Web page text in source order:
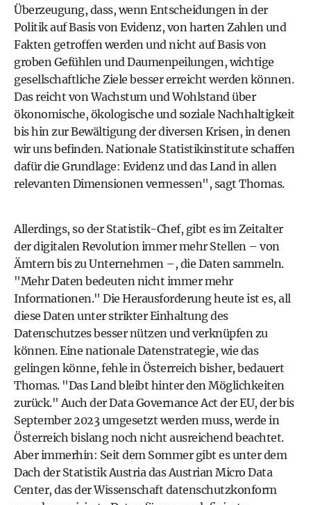
Überzeugung, dass, wenn Entscheidungen in der
Politik auf Basis von Evidenz, von harten Zahlen und
Fakten getroffen werden und nicht auf Basis von
groben Gefühlen und Daumenpeilungen, wichtige
gesellschaftliche Ziele besser erreicht werden können.
Das reicht von Wachstum und Wohlstand über
ökonomische, ökologische und soziale Nachhaltigkeit
bis hin zur Bewältigung der diversen Krisen, in denen
wir uns befinden. Nationale Statistikinstitute schaffen
dafür die Grundlage: Evidenz und das Land in allen
relevanten Dimensionen vermessen", sagt Thomas.
Allerdings, so der Statistik-Chef, gibt es im Zeitalter
der digitalen Revolution immer mehr Stellen – von
Ämtern bis zu Unternehmen –, die Daten sammeln.
"Mehr Daten bedeuten nicht immer mehr
Informationen." Die Herausforderung heute ist es, all
diese Daten unter strikter Einhaltung des
Datenschutzes besser nützen und verknüpfen zu
können. Eine nationale Datenstrategie, wie das
gelingen könne, fehle in Österreich bisher, bedauert
Thomas. "Das Land bleibt hinter den Möglichkeiten
zurück." Auch der Data Governance Act der EU, der bis
September 2023 umgesetzt werden muss, werde in
Österreich bislang noch nicht ausreichend beachtet.
Aber immerhin: Seit dem Sommer gibt es unter dem
Dach der Statistik Austria das Austrian Micro Data
Center, das der Wissenschaft datenschutzkonform